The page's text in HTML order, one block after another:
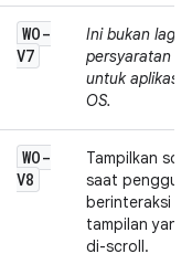
WO-
V7
Ini bukan lagi
persyaratan
untuk aplikasi
OS.
WO-
V8
Tampilkan
saat
berinteraksi
tampilan
di-scroll.